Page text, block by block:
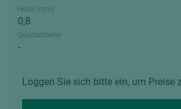
Höhe (mm)
Quadratmeter
Loggen Sie sich bitte ein, um Preise